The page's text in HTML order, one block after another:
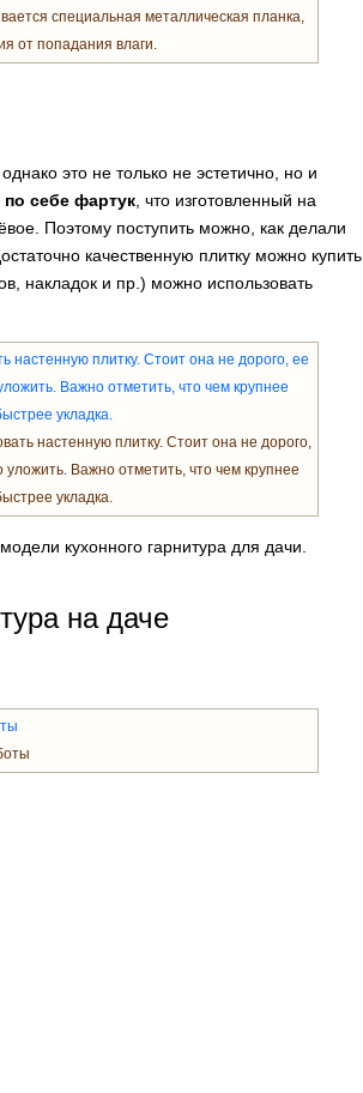
специальная металлическая планка,
от попадания влаги.
это не только не эстетично, но и
себе фартук , что изготовленный на
Поэтому поступить можно, как делали
качественную плитку можно купить
накладок и пр.) можно использовать
настенную плитку. Стоит она не дорого,
уложить. Важно отметить, что чем крупнее
укладка.
кухонного гарнитура для дачи.
на даче